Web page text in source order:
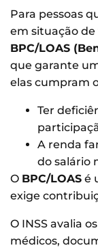
Para pessoas
em situação de
BPC/LOAS
que garante
elas cumpram
Ter
A renda
do salário
O BPC/LOAS é
exige
O INSS avalia
médicos,